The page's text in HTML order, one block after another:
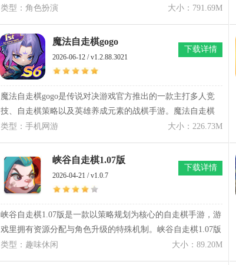
的地下防线，安排不同能力的守卫队伍，应对一波又一波来
袭的敌人。游戏里的迷宫结构会随着探索发生变化，每次进
入地牢都会带来不同路线与战斗情况。循环地牢主打多种职
业、技能搭配以及BOSS挑战内容，让战斗过程需要更多思
考，而不是单纯依靠攻击数值取胜。无论是喜欢像素风格冒
险，还是热衷研究防守策略的玩家，都能在这款游戏里找到
属于自己的玩法节奏。
大小：791.69M
类型：角色扮演
魔法自走棋gogo
2026-06-12 / v1.2.88.3021
魔法自走棋gogo是传说对决游戏官方推出的一款主打多人竞
技、自走棋策略以及英雄养成元素的战棋手游。魔法自走棋
gogo将熟悉的传说对决英雄带入这个全新的棋盘战场世界，
玩家需要通过英雄们的羁绊搭配、阵容构筑、站位调整以及
装备分配等方式展开智慧较量。与传统自走棋相比，魔法自
走棋gogo减少了资源积攒带来的等待时间，使战斗阶段来得
更早，也让策略博弈更快进入核心环节。
大小：226.73M
类型：手机网游
下载详情
峡谷自走棋1.07版
2026-04-21 / v1.0.7
峡谷自走棋1.07版是一款以策略规划为核心的自走棋手游，游
戏里拥有资源分配与角色升级的特殊机制。峡谷自走棋1.07版
下载安装好后，玩家在游戏里需要通过收集不同的角色以及
合理地组合阵容来提升整体的战斗力。值得注意的是这个游
大小：89.20M
类型：趣味休闲
下载详情